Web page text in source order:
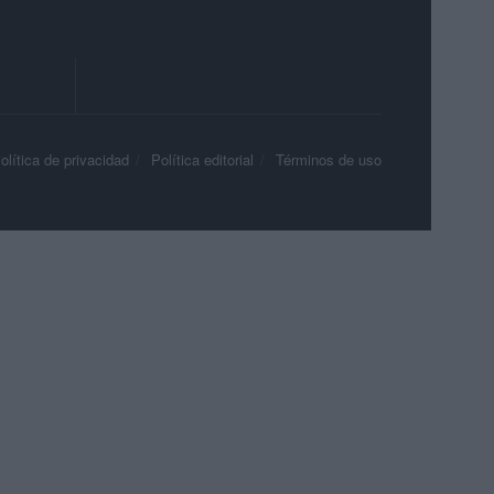
de privacidad Política editorial Términos de uso